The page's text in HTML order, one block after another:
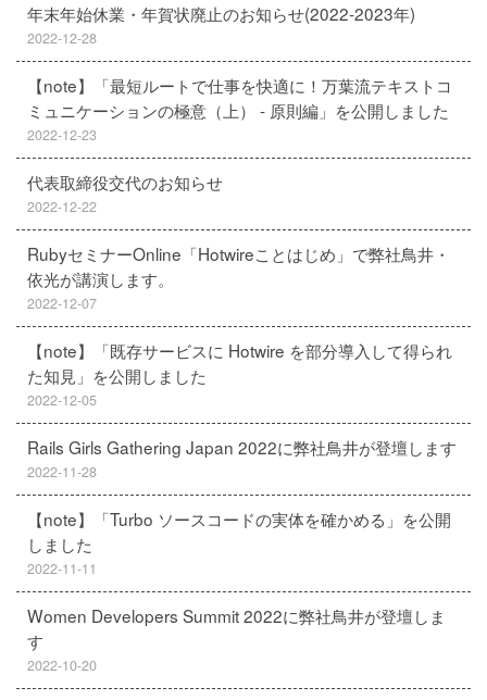
年末年始休業・年賀状廃止のお知らせ(2022-2023年)
2022-12-28
【note】「最短ルートで仕事を快適に！万葉流テキストコ
ミュニケーションの極意（上） - 原則編」を公開しました
2022-12-23
代表取締役交代のお知らせ
2022-12-22
RubyセミナーOnline「Hotwireことはじめ」で弊社鳥井・
依光が講演します。
2022-12-07
【note】「既存サービスに Hotwire を部分導入して得られ
た知見」を公開しました
2022-12-05
Rails Girls Gathering Japan 2022に弊社鳥井が登壇します
2022-11-28
【note】「Turbo ソースコードの実体を確かめる」を公開
しました
2022-11-11
Women Developers Summit 2022に弊社鳥井が登壇しま
す
2022-10-20